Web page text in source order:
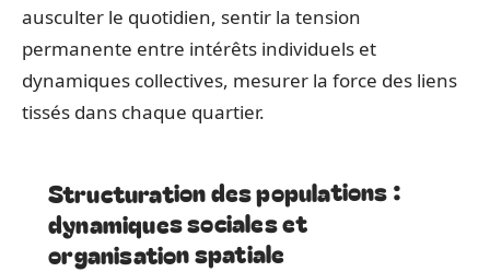
ausculter le quotidien, sentir la tension
permanente entre intérêts individuels et
dynamiques collectives, mesurer la force des liens
tissés dans chaque quartier.
Structuration des populations :
dynamiques sociales et
organisation spatiale